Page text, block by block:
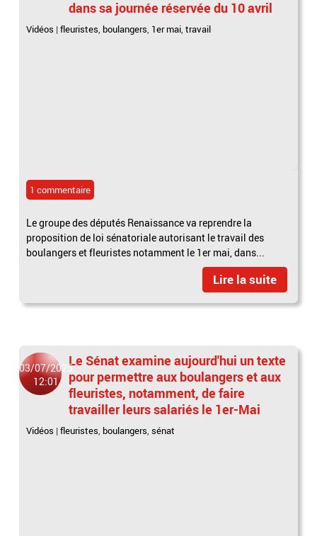
dans sa journée réservée du 10 avril
Vidéos |fleuristes, boulangers, 1er mai,travail
1 commentaire
Le groupe des députés Renaissance va reprendre la
proposition de loi sénatoriale autorisant le travail des
boulangers et fleuristes notamment le 1er mai, dans...
Lire la suite
03/07/2025
12:01
Le Sénat examine aujourd'hui un texte
pour permettre aux boulangers et aux
fleuristes, notamment, de faire
travailler leurs salariés le 1er-Mai
Vidéos |fleuristes, boulangers,sénat